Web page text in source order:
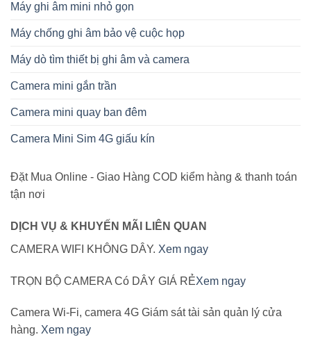
Máy ghi âm mini nhỏ gọn
Máy chống ghi âm bảo vệ cuộc họp
Máy dò tìm thiết bị ghi âm và camera
Camera mini gắn trần
Camera mini quay ban đêm
Camera Mini Sim 4G giấu kín
Đặt Mua Online - Giao Hàng COD kiểm hàng & thanh toán
tận nơi
DỊCH VỤ & KHUYẾN MÃI LIÊN QUAN
CAMERA WIFI KHÔNG DÂY. Xem ngay
TRỌN BỘ CAMERA Có DÂY GIÁ RẺXem ngay
Camera Wi-Fi, camera 4G Giám sát tài sản quản lý cửa
hàng. Xem ngay